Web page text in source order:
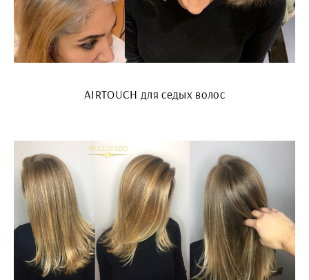
AIRTOUCH для седых волос